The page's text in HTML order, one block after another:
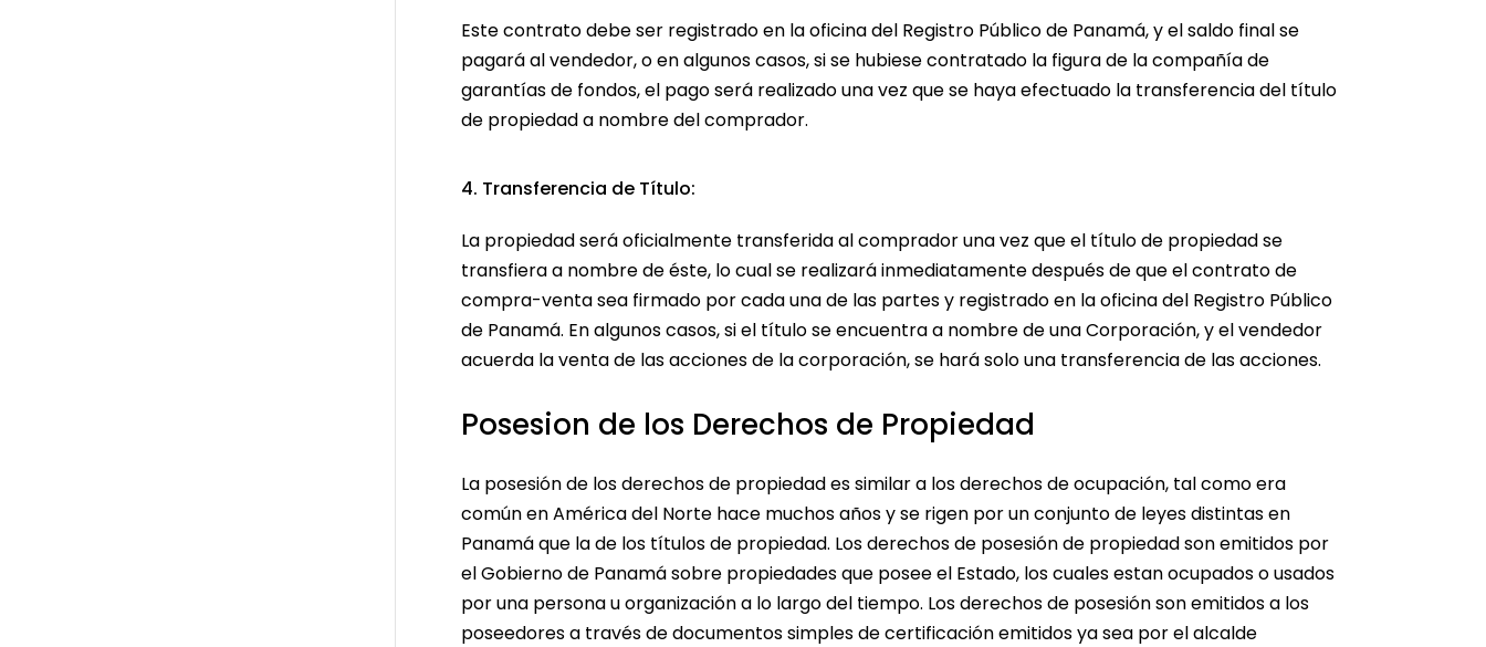
Este contrato debe ser registrado en la oficina del Registro Público de Panamá, y el saldo final se
pagará al vendedor, o en algunos casos, si se hubiese contratado la figura de la compañía de
garantías de fondos, el pago será realizado una vez que se haya efectuado la transferencia del título
de propiedad a nombre del comprador.
4. Transferencia de Título:
La propiedad será oficialmente transferida al comprador una vez que el título de propiedad se
transfiera a nombre de éste, lo cual se realizará inmediatamente después de que el contrato de
compra-venta sea firmado por cada una de las partes y registrado en la oficina del Registro Público
de Panamá. En algunos casos, si el título se encuentra a nombre de una Corporación, y el vendedor
acuerda la venta de las acciones de la corporación, se hará solo una transferencia de las acciones.
Posesion de los Derechos de Propiedad
La posesión de los derechos de propiedad es similar a los derechos de ocupación, tal como era
común en América del Norte hace muchos años y se rigen por un conjunto de leyes distintas en
Panamá que la de los títulos de propiedad. Los derechos de posesión de propiedad son emitidos por
el Gobierno de Panamá sobre propiedades que posee el Estado, los cuales estan ocupados o usados
por una persona u organización a lo largo del tiempo. Los derechos de posesión son emitidos a los
poseedores a través de documentos simples de certificación emitidos ya sea por el alcalde